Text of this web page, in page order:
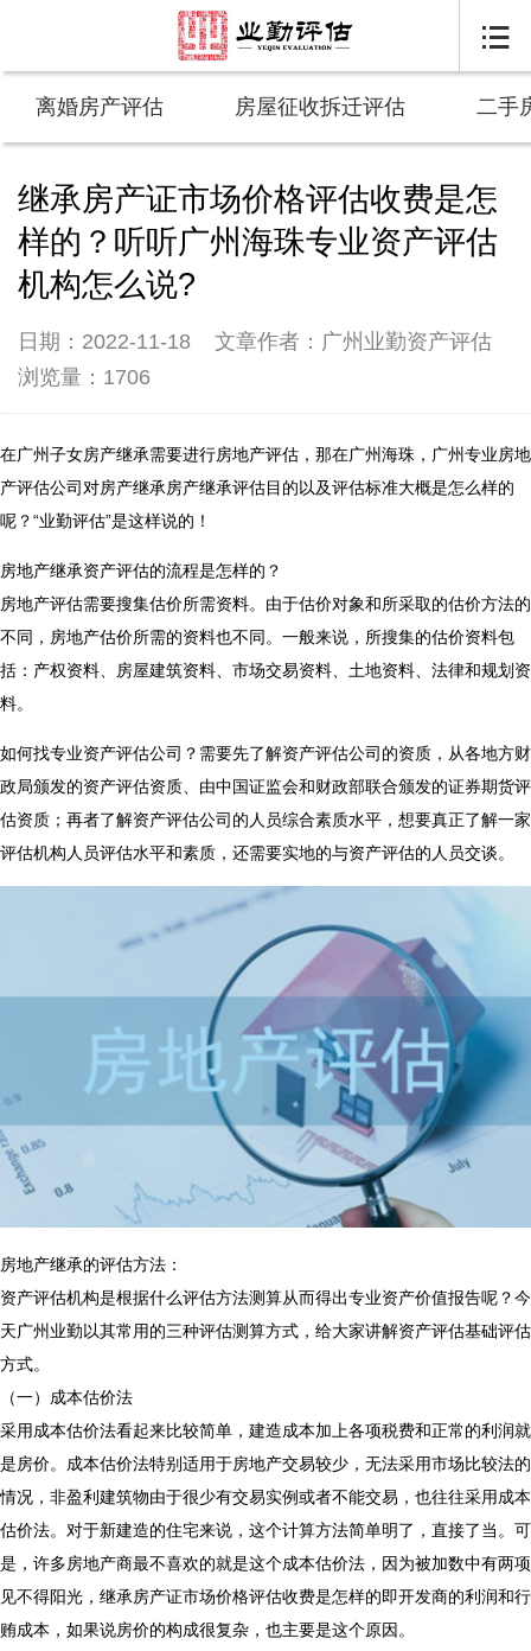

离婚房产评估 房屋征收拆迁评估 二手
继承房产证市场价格评估收费是怎
样的？听听广州海珠专业资产评估
机构怎么说?
日期：2022-11-18
文章作者：广州业勤资产评估
浏览量：1706
在广州子女房产继承需要进行房地产评估，那在广州海珠，广州专业房地
产评估公司对房产继承房产继承评估目的以及评估标准大概是怎么样的
呢？“业勤评估”是这样说的！
房地产继承资产评估的流程是怎样的？
房地产评估需要搜集估价所需资料。由于估价对象和所采取的估价方法的
不同，房地产估价所需的资料也不同。一般来说，所搜集的估价资料包
括：产权资料、房屋建筑资料、市场交易资料、土地资料、法律和规划资
料。
如何找专业资产评估公司？需要先了解资产评估公司的资质，从各地方财
政局颁发的资产评估资质、由中国证监会和财政部联合颁发的证券期货评
估资质；再者了解资产评估公司的人员综合素质水平，想要真正了解一家
评估机构人员评估水平和素质，还需要实地的与资产评估的人员交谈。
房地产继承的评估方法：
资产评估机构是根据什么评估方法测算从而得出专业资产价值报告呢？今
天广州业勤以其常用的三种评估测算方式，给大家讲解资产评估基础评估
方式。
（一）成本估价法
采用成本估价法看起来比较简单，建造成本加上各项税费和正常的利润就
是房价。成本估价法特别适用于房地产交易较少，无法采用市场比较法的
情况，非盈利建筑物由于很少有交易实例或者不能交易，也往往采用成本
估价法。对于新建造的住宅来说，这个计算方法简单明了，直接了当。可
是，许多房地产商最不喜欢的就是这个成本估价法，因为被加数中有两项
见不得阳光， 继承房产证市场价格评估收费是怎样的即开发商的利润和行
贿成本，如果说房价的构成很复杂，也主要是这个原因。